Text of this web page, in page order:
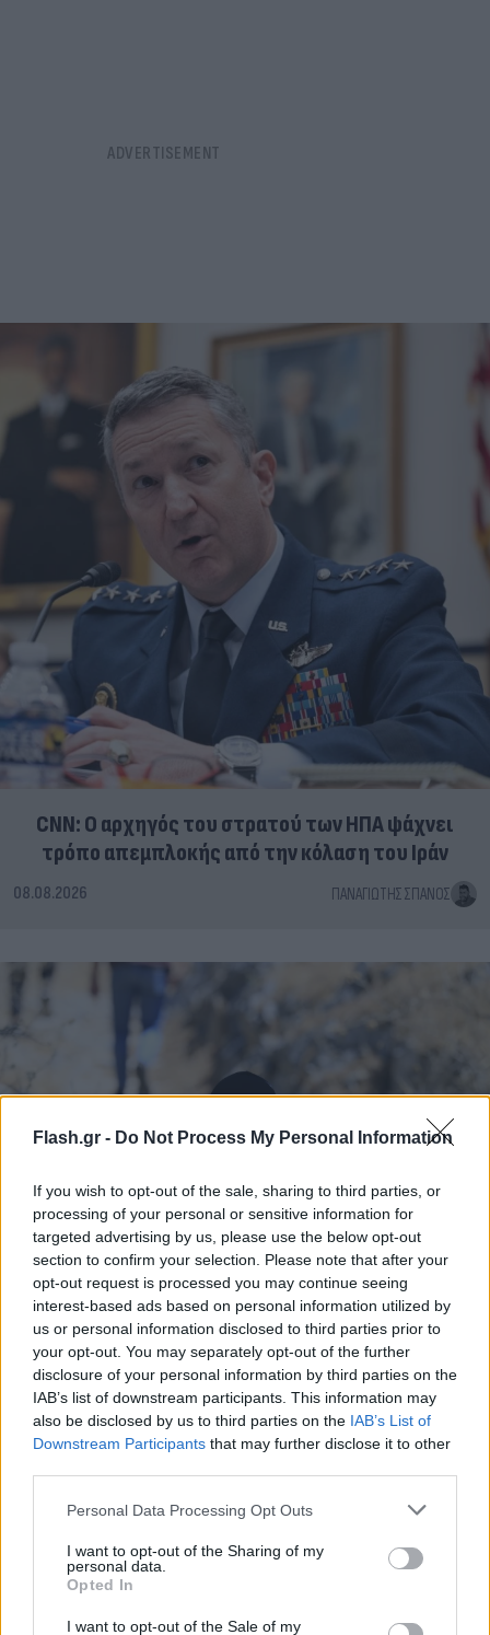
Flash.gr - Do Not Process My Personal Information
If you wish to opt-out of the sale, sharing to third parties, or
processing of your personal or sensitive information for
targeted advertising by us, please use the below opt-out
section to confirm your selection. Please note that after your
opt-out request is processed you may continue seeing
interest-based ads based on personal information utilized by
us or personal information disclosed to third parties prior to
your opt-out. You may separately opt-out of the further
disclosure of your personal information by third parties on the
IAB’s list of downstream participants. This information may
also be disclosed by us to third parties on the IAB’s List of
Downstream Participants that may further disclose it to other
Please note that this website/app uses one or more Google
not limited to your visit or usage behaviour. You may click to
grant or deny consent to Google and its third-party tags to
use your data for below specified purposes in below Google
consent section.
Personal Data Processing Opt Outs
I want to opt-out of the Sharing of my
personal data.
Opted In
I want to opt-out of the Sale of my
CNN: Ο αρχηγός του στρατού των ΗΠΑ ψάχνει
τρόπο απεμπλοκής από την κόλαση του Ιράν
08.08.2026 ΠΑΝΑΓΙΏΤΗΣ ΣΠΑΝΌΣ
ιατροδικαστής
08.08.2026 ΚΏΣΤΑΣ ΠΑΠΑΔΌΠΟΥΛΟΣ